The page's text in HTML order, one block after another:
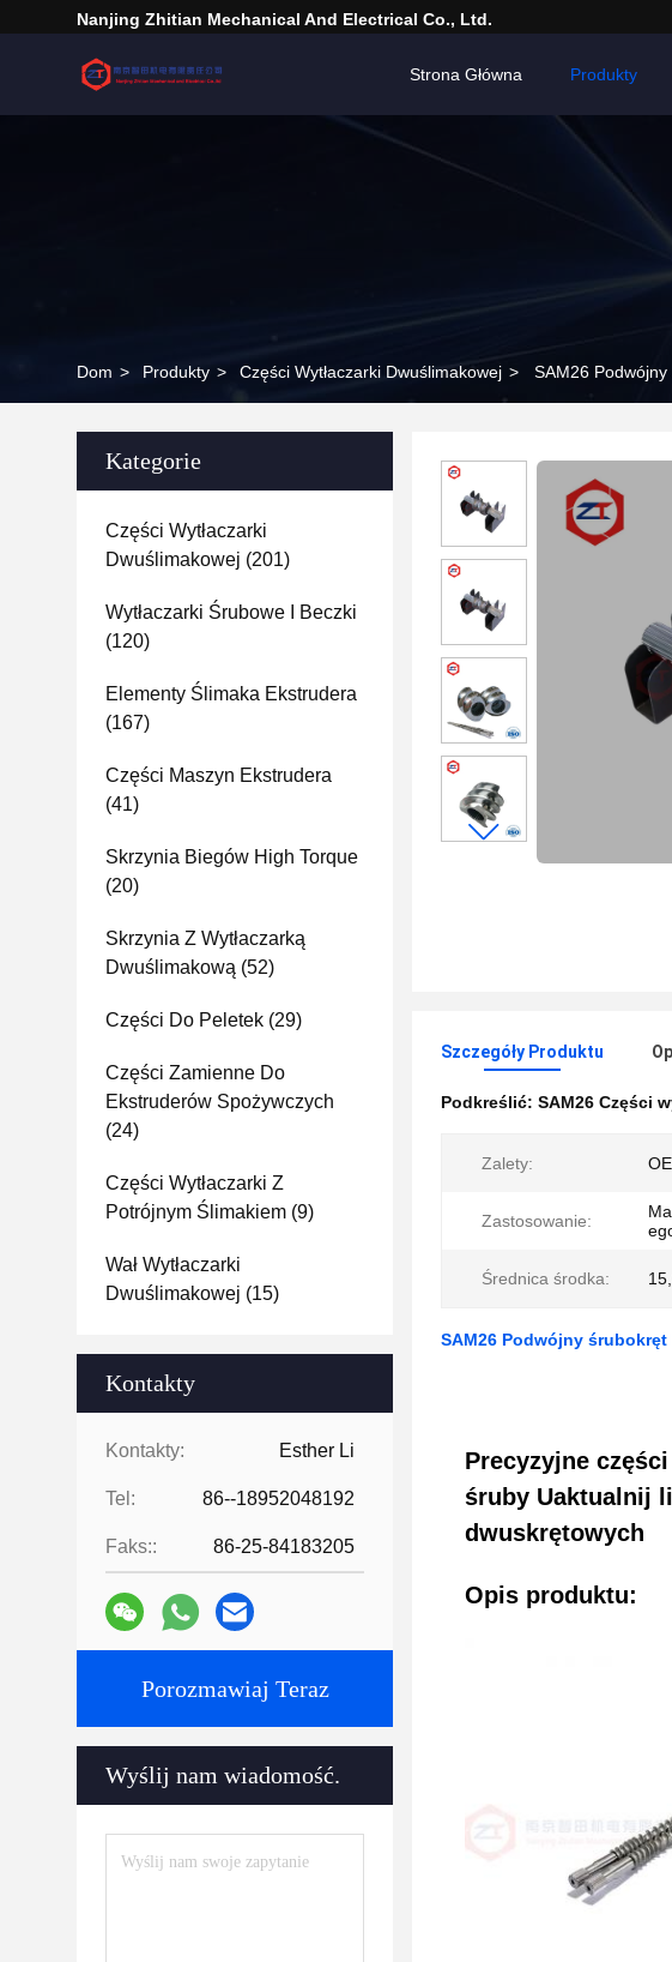
Nanjing Zhitian Mechanical And Electrical Co., Ltd.
Strona Główna Produkty
Dom > Produkty > Części Wytłaczarki Dwuślimakowej > SAM26
Kategorie
Części Wytłaczarki
Dwuślimakowej (201)
Wytłaczarki Śrubowe I Beczki
(120)
Elementy Ślimaka Ekstrudera
(167)
Części Maszyn Ekstrudera
(41)
Skrzynia Biegów High Torque
(20)
Skrzynia Z Wytłaczarką
Dwuślimakową (52)
Części Do Peletek (29)
Części Zamienne Do
Ekstruderów Spożywczych
(24)
Części Wytłaczarki Z
Potrójnym Ślimakiem (9)
Wał Wytłaczarki
Dwuślimakowej (15)
Kontakty
Kontakty: Esther Li
Tel: 86--18952048192
Faks:: 86-25-84183205
Porozmawiaj Teraz
Wyślij nam wiadomość.
Szczegóły Produktu
Podkreślić: SAM26 Części
Zalety:
Zastosowanie:
Średnica środka:
SAM26 Podwójny
Precyzyjne
śruby Uaktualnij
dwuskrętowych
Opis produktu: